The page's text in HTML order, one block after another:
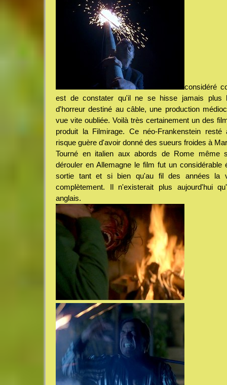
considéré
est de constater qu'il ne se hisse jamais plus
d'horreur destiné au câble, une production
vue vite oubliée. Voilà très certainement un des
produit la Filmirage. Ce néo-Frankenstein
risque guère d'avoir donné des sueurs froides à
Tourné en italien aux abords de Rome même
dérouler en Allemagne le film fut un
sortie tant et si bien qu'au fil des années la
complètement. Il n'existerait plus aujourd'hui
anglais.